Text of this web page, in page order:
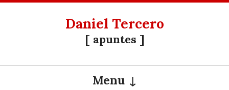
Daniel Tercero
[ apuntes ]
Menu